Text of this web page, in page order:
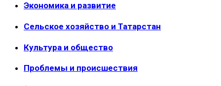
Экономика и развитие
Сельское хозяйство и Татарстан
Культура и общество
Проблемы и происшествия